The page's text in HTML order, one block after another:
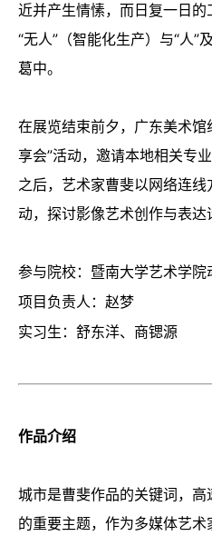
近并产生情愫，而日复一日
“无人”（智能化生产）与“人”
葛中。
在展览结束前夕，广东美术馆
享会”活动，邀请本地相关专
之后，艺术家曹斐以网络连
动，探讨影像艺术创作与表达
参与院校：暨南大学艺术学院
项目负责人：赵梦
实习生：舒东洋、商锶源
作品介绍
城市是曹斐作品的关键词，
的重要主题，作为多媒体艺